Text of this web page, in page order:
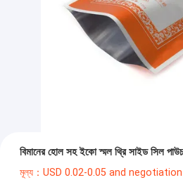
বিমানের হোল সহ ইকো স্মল থ্রি সাইড সিল পাউচ
মূল্য：USD 0.02-0.05 and negotiation